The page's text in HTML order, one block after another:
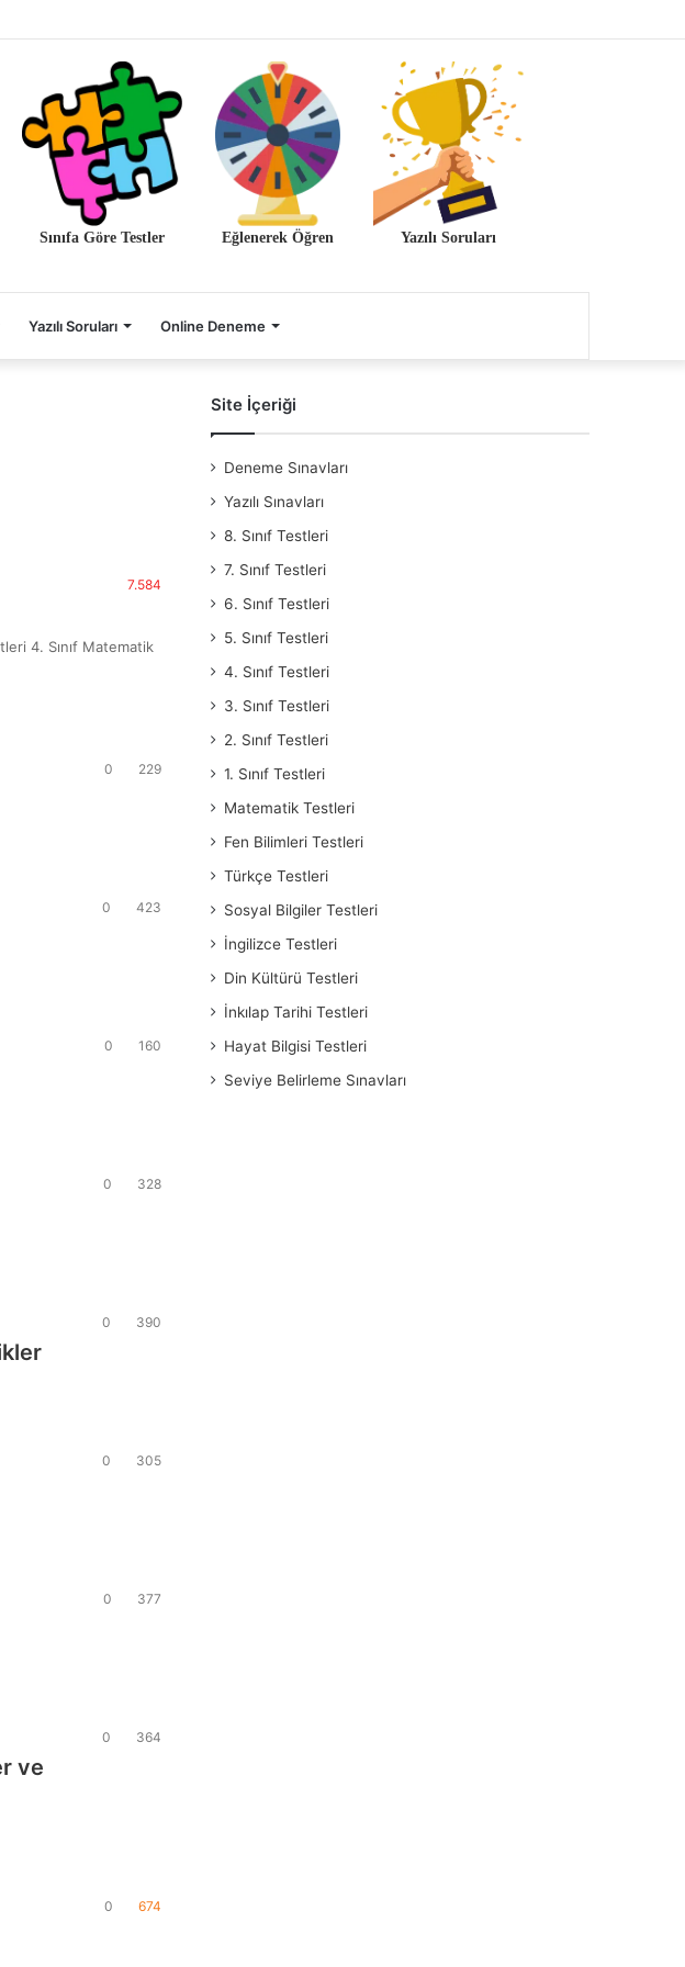
Sınıfa Göre Testler Eğlenerek Öğren Yazılı Soruları
Yazılı Soruları Online Deneme
7.584
4. Sınıf Matematik
0 229
0 423
0 160
0 328
0 390
0 305
0 377
0 364
ve
0 674
Site İçeriği
Deneme Sınavları
Yazılı Sınavları
8. Sınıf Testleri
7. Sınıf Testleri
6. Sınıf Testleri
5. Sınıf Testleri
4. Sınıf Testleri
3. Sınıf Testleri
2. Sınıf Testleri
1. Sınıf Testleri
Matematik Testleri
Fen Bilimleri Testleri
Türkçe Testleri
Sosyal Bilgiler Testleri
İngilizce Testleri
Din Kültürü Testleri
İnkılap Tarihi Testleri
Hayat Bilgisi Testleri
Seviye Belirleme Sınavları